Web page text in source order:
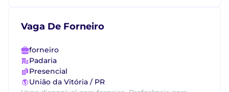
Vaga De Forneiro
forneiro
Padaria
Presencial
União da Vitória / PR